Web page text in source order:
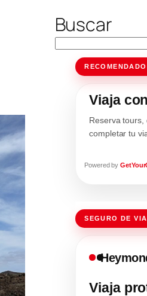
Buscar
Viaja
Reserva tours,
completar tu
Powered by
SEGURO DE
Viaja